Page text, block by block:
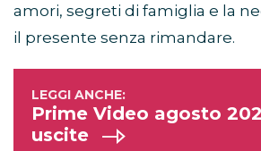
amori, segreti di famiglia e la
il presente senza rimandare.
Prime Video agosto
uscite